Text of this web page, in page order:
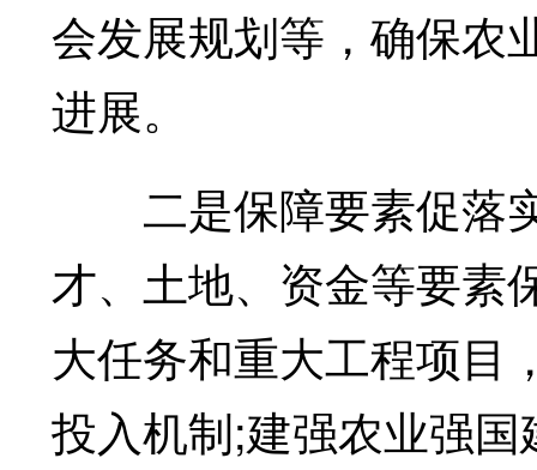
会发展规划等，确保农
进展。
二是保障要素促落
才、土地、资金等要素
大任务和重大工程项目
投入机制;建强农业强